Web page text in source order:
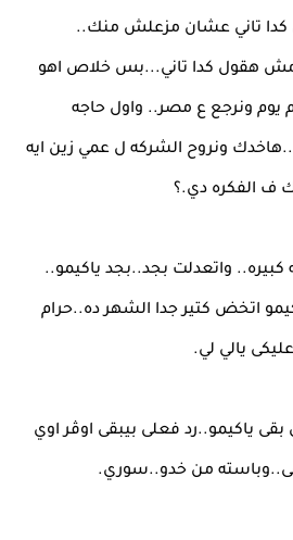
كدا تاني عشان مزعلش منك..
هقول كدا تاني...بس خلاص اهو
يوم ونرجع ع مصر.. واول حاجه
ونروح الشركه ل عمي زين ايه
ف الفكره دي.؟
واتعدلت بجد..بجد ياكيمو..
اتخض كتير جدا الشهر ده..حرام
عليكى يالي لي.
ياكيمو..رد فعلى بيبقى اوڤر اوي
من خدو..سوري.